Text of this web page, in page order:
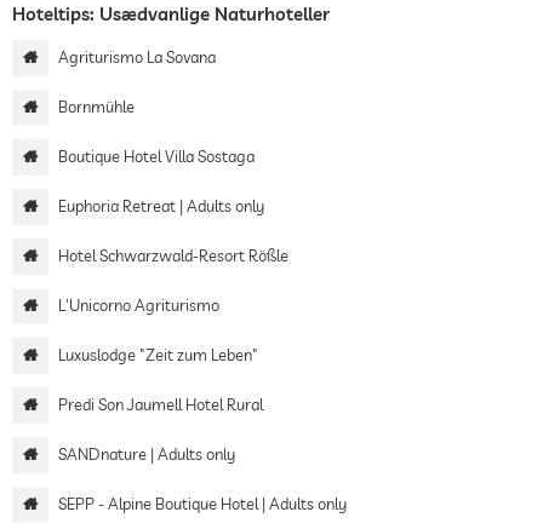
Hoteltips: Usædvanlige Naturhoteller
Agriturismo La Sovana
Bornmühle
Boutique Hotel Villa Sostaga
Euphoria Retreat | Adults only
Hotel Schwarzwald-Resort Rößle
L'Unicorno Agriturismo
Luxuslodge "Zeit zum Leben"
Predi Son Jaumell Hotel Rural
SANDnature | Adults only
SEPP - Alpine Boutique Hotel | Adults only